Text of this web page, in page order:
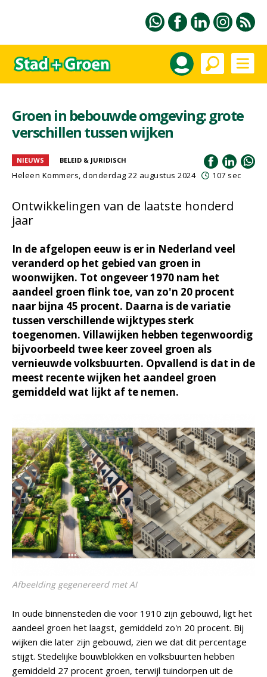
Groen in bebouwde omgeving: grote
verschillen tussen wijken
NIEUWS BELEID & JURIDISCH
Heleen Kommers, donderdag 22 augustus 2024 107 sec
Ontwikkelingen van de laatste honderd
jaar
In de afgelopen eeuw is er in Nederland veel
veranderd op het gebied van groen in
woonwijken. Tot ongeveer 1970 nam het
aandeel groen flink toe, van zo'n 20 procent
naar bijna 45 procent. Daarna is de variatie
tussen verschillende wijktypes sterk
toegenomen. Villawijken hebben tegenwoordig
bijvoorbeeld twee keer zoveel groen als
vernieuwde volksbuurten. Opvallend is dat in de
meest recente wijken het aandeel groen
gemiddeld wat lijkt af te nemen.
Afbeelding gegenereerd met AI
In oude binnensteden die voor 1910 zijn gebouwd, ligt het
aandeel groen het laagst, gemiddeld zo'n 20 procent. Bij
wijken die later zijn gebouwd, zien we dat dit percentage
stijgt. Stedelijke bouwblokken en volksbuurten hebben
gemiddeld 27 procent groen, terwijl tuindorpen uit de